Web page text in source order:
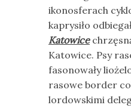
ikonosferach
kaprysiło
Katowice
Katowice. Psy
fasonowały
rasowe border
lordowskimi